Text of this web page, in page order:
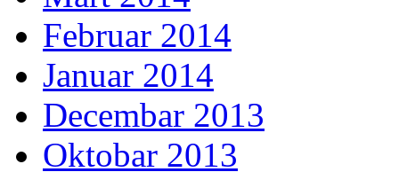
Februar 2014
Januar 2014
Decembar 2013
Oktobar 2013